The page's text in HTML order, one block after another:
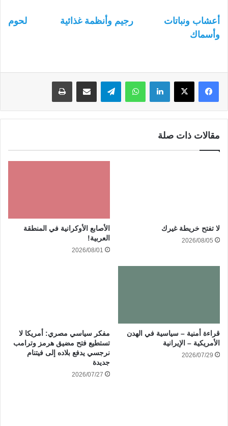
أعشاب ونباتات رجيم وأنظمة غذائية
لحوم
وأسماك
لينكدإن واتساب
مقالات ذات صلة
لا تفتح خريطة غيرك
2026/08/05
الأصابع الأوكرانية في المنطقة
العربية!
2026/08/01
قراءة أمنية – سياسية في الهدن
الأمريكية – الإيرانية
2026/07/29
مفكر سياسي مصري: أمريكا لا
تستطيع فتح مضيق هرمز وترامب
نرجسي يدفع بلاده إلى فيتنام
جديدة
2026/07/27